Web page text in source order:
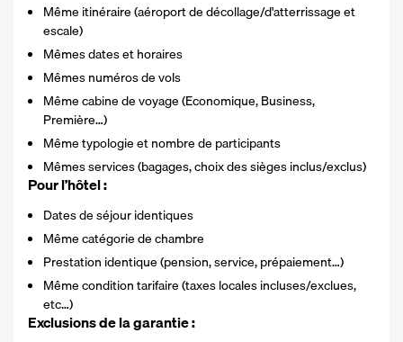
Même itinéraire (aéroport de décollage/d'atterrissage et
escale)
Mêmes dates et horaires
Mêmes numéros de vols
Même cabine de voyage (Economique, Business,
Première…)
Même typologie et nombre de participants
Mêmes services (bagages, choix des sièges inclus/exclus)
Pour l’hôtel :
Dates de séjour identiques
Même catégorie de chambre
Prestation identique (pension, service, prépaiement…)
Même condition tarifaire (taxes locales incluses/exclues,
etc…)
Exclusions de la garantie :